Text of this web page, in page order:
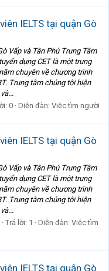
IELTS tại quận Gò
Vấp và Tân Phú Trung Tâm
dụng CET là một trung
chuyên về chương trình
Trung tâm chúng tôi hiện
0 Diễn đàn: Việc tìm người
IELTS tại quận Gò
Vấp và Tân Phú Trung Tâm
dụng CET là một trung
chuyên về chương trình
Trung tâm chúng tôi hiện
Trả lời: 1 Diễn đàn: Việc tìm
IELTS tại quận Gò